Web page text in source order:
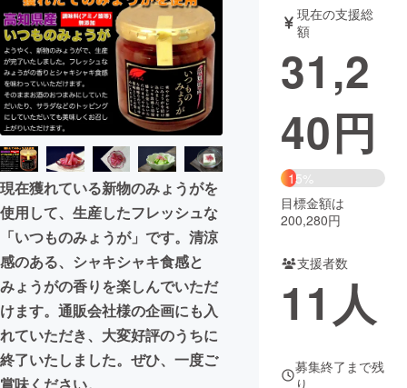
アート・写真 音楽
テクノロジー・ガジェット ゲーム・
映像・映画 書籍・雑誌
ビジネス・起業 チャレンジ
まちづくり・地域活性化
CAMPFIRE for Social Good
CAMPFIRE Creation
CAMPFIREふるさと納税machi-ya コミュニティ
現在獲れている新物のみょうがを
使用して、生産したフレッシュな
「いつものみょうが」です。清涼
感のある、シャキシャキ食感と
みょうがの香りを楽しんでいただ
けます。通販会社様の企画にも入
れていただき、大変好評のうちに
終了いたしました。ぜひ、一度ご
現在の支援総
額
31,2
40円
15%
目標金額は
200,280円
支援者数
11 人
募集終了まで残
り